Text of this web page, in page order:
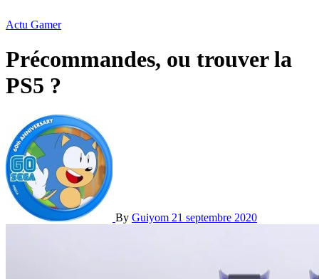
Actu Gamer
Précommandes, ou trouver la
PS5 ?
By Guiyom 21 septembre 2020